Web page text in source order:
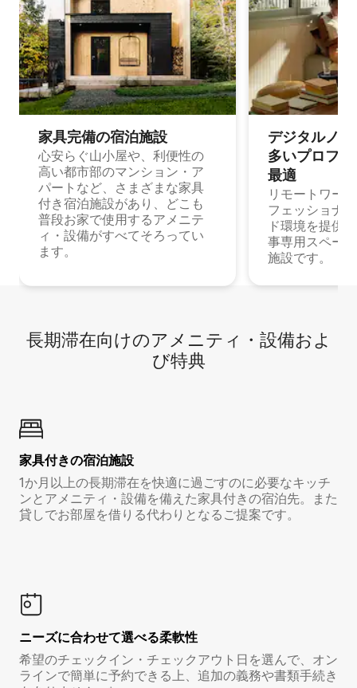
家具完備の宿⁠泊⁠施⁠設
心安らぐ山小屋や、利便性の
高い都市部のマンション・ア
パートなど、さまざまな家具
付き宿泊施設があり、どこも
普段お家で使用するアメニテ
ィ・設備がすべてそろってい
ます。
デジタルノ
多⁠いプ⁠ロ⁠フ⁠
最⁠適
リモートワー
フェッショナ
ド環境を提供
事専用スペー
施設です。
長期滞在向け⁠のア⁠メ⁠ニ⁠テ⁠ィ⁠・設⁠備⁠およ
び特⁠典
家具付き⁠の宿⁠泊⁠施⁠設
1か月以上の長期滞在を快適に過ごすのに必要なキッチ
ンとアメニティ・設備を備えた家具付きの宿泊先。また
貸しでお部屋を借りる代わりとなるご提案です。
ニーズに合わせて選べる柔軟性
希望のチェックイン・チェックアウト日を選んで、オン
ラインで簡単に予約できる上、追加の義務や書類手続き